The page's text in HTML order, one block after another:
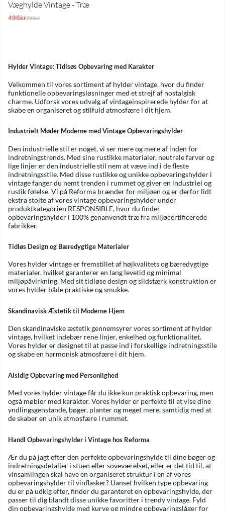
Væghylde Vintage - Træ
496krNormalpris:
799kr
Hylder Vintage: Tidlsøs Opbevaring med Karakter
Velkommen til vores sortiment af hylder vintage, hvor du finder
funktionelle opbevaringsløsninger med et strejf af nostalgisk
charme. Udforsk vores udvalg af vintageinspirerede hylder for at
skabe en organiseret og stilfuld atmosfære i dit hjem.
Industrielt Møder Moderne med Vintage Opbevaringshylder
Den industrielle stil er noget, vi ser mere og mere af inden for
indretningstrends. Med sine rustikke materialer, neutrale farver og
lige linjer er den industrielle stil nem at væve ind i de fleste
indretningsstile. Med disse rustikke og unikke opbevaringshylder i
vintage fanger du nemt trenden i rummet og giver en industriel og
rustik følelse. Vi på Reforma brænder for miljøen og er derfor lidt
ekstra stolte af vores vintage opbevaringshylder under
produktkategorien RESPONSIBLE, hvor du finder
opbevaringshylder i 100% genanvendt træ fra miljøcertificerede
fabrikker.
Tidløs Design og Bæredygtige Materialer
Vores hylder vintage er fremstillet af højkvalitets og bæredygtige
materialer, hvilket garanterer en lang levetid og minimal
miljøpåvirkning. Med sit tidløse design og slidstærk konstruktion er
vores hylder både praktiske og smukke.
Skandinavisk Æstetik til Moderne Hjem
Den skandinaviske æstetik gennemsyrer vores sortiment af hylder
vintage, hvilket indebær rene linjer, enkelhed og funktionalitet.
Vores hylder er designet til at passe ind i forskellige indretningsstile
og skabe en harmonisk atmosfære i dit hjem.
Alsidig Opbevaring med Personlighed
Med vores hylder vintage får du ikke kun praktisk opbevaring, men
også møbler med karakter. Vores hylder er perfekte til at vise dine
yndlingsgenstande, bøger, planter og meget mere, samtidig med at
de skaber en unik atmosfære i rummet.
Handl Opbevaringshylder i Vintage hos Reforma
Ær du på jagt efter den perfekte opbevaringshylde til dine bøger og
indretningsdetaljer i stuen eller soveværelset, eller er det tid til, at
vinsamlingen skal have en organiseret struktur i en af vores
opbevaringshylder til vinflasker? Uanset hvilken type opbevaring
du er på udkig efter, finder du garanteret en opbevaringshylde, der
passer til dig blandt disse unikke favoritter i trendy vintage. Fyld
din opbevaringshylde med kurve og mindre opbevaringslåger for